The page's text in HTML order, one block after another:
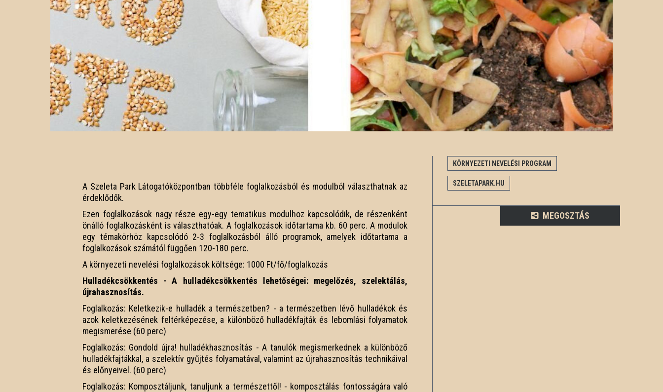
A Szeleta Park Látogatóközpontban többféle foglalkozásból és modulból választhatnak az
érdeklődők.
Ezen foglalkozások nagy része egy-egy tematikus modulhoz kapcsolódik, de részenként
önálló foglalkozásként is választhatóak. A foglalkozások időtartama kb. 60 perc. A modulok
egy témakörhöz kapcsolódó 2-3 foglalkozásból álló programok, amelyek időtartama a
foglalkozások számától függően 120-180 perc.
A környezeti nevelési foglalkozások költsége: 1000 Ft/fő/foglalkozás
Hulladékcsökkentés - A hulladékcsökkentés lehetőségei: megelőzés, szelektálás,
újrahasznosítás.
Foglalkozás: Keletkezik-e hulladék a természetben? - a természetben lévő hulladékok és
azok keletkezésének feltérképezése, a különböző hulladékfajták és lebomlási folyamatok
megismerése (60 perc)
Foglalkozás: Gondold újra! hulladékhasznosítás - A tanulók megismerkednek a különböző
hulladékfajtákkal, a szelektív gyűjtés folyamatával, valamint az újrahasznosítás technikáival
és előnyeivel. (60 perc)
Foglalkozás: Komposztáljunk, tanuljunk a természettől! - komposztálás fontosságára való
KÖRNYEZETI NEVELÉSI PROGRAM
SZELETAPARK.HU
MEGOSZTÁS